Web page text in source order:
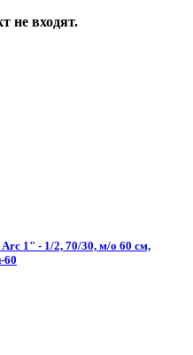
не входят.
1" - 1/2, 70/30, м/о 60 см,
60